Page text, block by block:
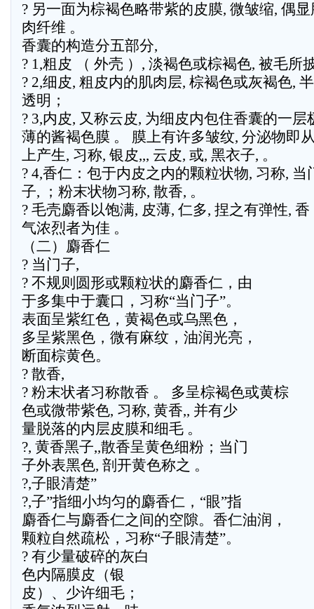
? 另一面为棕褐色略带紫的皮膜, 微皱缩, 偶显
肉纤维 。
香囊的构造分五部分,
? 1,粗皮 （ 外壳 ）, 淡褐色或棕褐色, 被毛所
? 2,细皮, 粗皮内的肌肉层, 棕褐色或灰褐色, 半
透明；
? 3,内皮, 又称云皮, 为细皮内包住香囊的一层
薄的酱褐色膜 。 膜上有许多皱纹, 分泌物即
上产生, 习称, 银皮,,, 云皮, 或, 黑衣子, 。
? 4,香仁：包于内皮之内的颗粒状物, 习称, 当
子, ；粉末状物习称, 散香, 。
? 毛壳麝香以饱满, 皮薄, 仁多, 捏之有弹性, 香
气浓烈者为佳 。
（二）麝香仁
? 当门子,
? 不规则圆形或颗粒状的麝香仁，由
于多集中于囊口，习称“当门子”。
表面呈紫红色，黄褐色或乌黑色，
多呈紫黑色，微有麻纹，油润光亮，
断面棕黄色。
? 散香,
? 粉末状者习称散香 。 多呈棕褐色或黄棕
色或微带紫色, 习称, 黄香,, 并有少
量脱落的内层皮膜和细毛 。
?, 黄香黑子,,散香呈黄色细粉；当门
子外表黑色, 剖开黄色称之 。
?,子眼清楚”
?,子”指细小均匀的麝香仁，“眼”指
麝香仁与麝香仁之间的空隙。香仁油润，
颗粒自然疏松，习称“子眼清楚”。
? 有少量破碎的灰白
色内隔膜皮（银
皮）、少许细毛；